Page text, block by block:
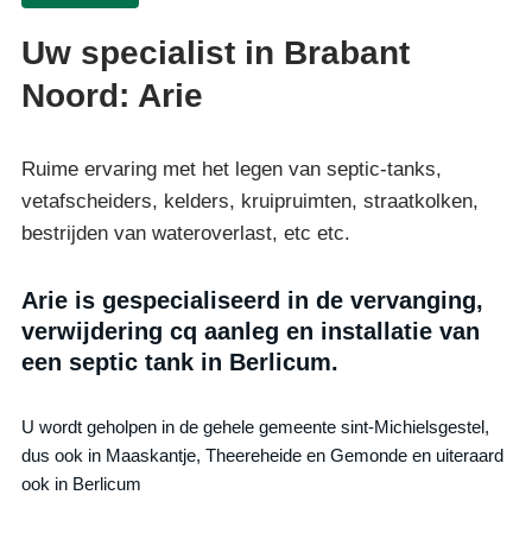
Uw specialist in Brabant
Noord: Arie
Ruime ervaring met het legen van septic-tanks,
vetafscheiders, kelders, kruipruimten, straatkolken,
bestrijden van wateroverlast, etc etc.
Arie is gespecialiseerd in de vervanging,
verwijdering cq aanleg en installatie van
een septic tank in Berlicum.
U wordt geholpen in de gehele gemeente sint-Michielsgestel,
dus ook in Maaskantje, Theereheide en Gemonde en uiteraard
ook in Berlicum